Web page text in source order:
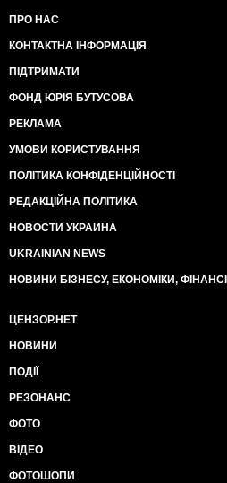
ПРО НАС
КОНТАКТНА ІНФОРМАЦІЯ
ПІДТРИМАТИ
ФОНД ЮРІЯ БУТУСОВА
РЕКЛАМА
УМОВИ КОРИСТУВАННЯ
ПОЛІТИКА КОНФІДЕНЦІЙНОСТІ
РЕДАКЦІЙНА ПОЛІТИКА
НОВОСТИ УКРАИНА
UKRAINIAN NEWS
НОВИНИ БІЗНЕСУ, ЕКОНОМІКИ,
ЦЕНЗОР.НЕТ
НОВИНИ
ПОДІЇ
РЕЗОНАНС
ФОТО
ВІДЕО
ФОТОШОПИ